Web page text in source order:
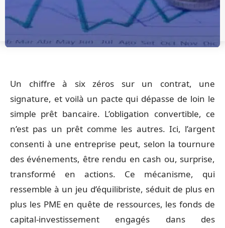
Un chiffre à six zéros sur un contrat, une
signature, et voilà un pacte qui dépasse de loin le
simple prêt bancaire. L’obligation convertible, ce
n’est pas un prêt comme les autres. Ici, l’argent
consenti à une entreprise peut, selon la tournure
des événements, être rendu en cash ou, surprise,
transformé en actions. Ce mécanisme, qui
ressemble à un jeu d’équilibriste, séduit de plus en
plus les PME en quête de ressources, les fonds de
capital-investissement engagés dans des